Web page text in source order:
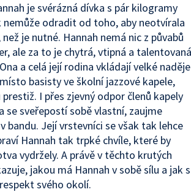
je svérázná dívka s pár kilogramy
nemůže odradit od toho, aby neotvírala
je nutné. Hannah nemá nic z půvabů
ale za to je chytrá, vtipná a talentovaná
a celá její rodina vkládají velké naděje
basisty ve školní jazzové kapele,
I přes zjevný odpor členů kapely
se sveřepostí sobě vlastní, zaujme
bandu. Její vrstevníci se však tak lehce
Hannah tak trpké chvíle, které by
vydržely. A právě v těchto krutých
jakou má Hannah v sobě sílu a jak
svého okolí.